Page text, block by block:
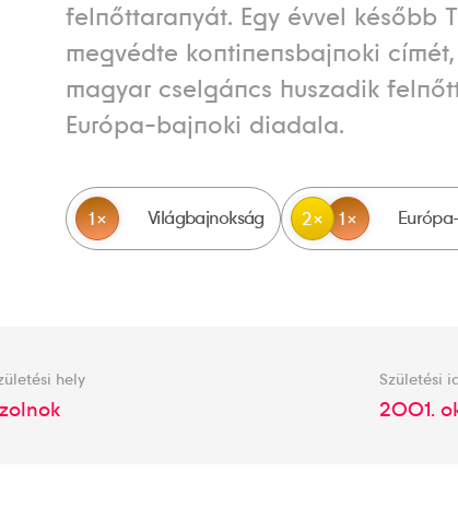
felnőttaranyát. Egy évvel később
megvédte kontinensbajnoki
magyar cselgáncs huszadik
Európa-bajnoki diadala.
1 Világbajnokság 2 1
hely Születési
2001.